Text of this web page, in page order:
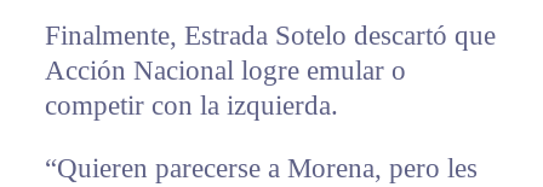
Finalmente, Estrada Sotelo descartó que
Acción Nacional logre emular o
competir con la izquierda.
“Quieren parecerse a Morena, pero les